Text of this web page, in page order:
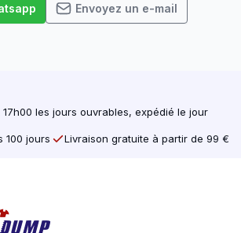
Envoyez un e-mail
les jours ouvrables, expédié le jour
100 jours
Livraison gratuite à partir de 99 €